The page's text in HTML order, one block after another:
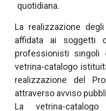
quotidiana.
La realizzazione
affidata ai soggetti
professionisti singoli
vetrina-catalogo
realizzazione del
attraverso avviso
La vetrina-